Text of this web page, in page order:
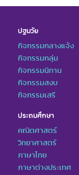
ปฐมวัย
กิจกรรมกลางแจ้ง
กิจกรรมกลุ่ม
กิจกรรมนิทาน
กิจกรรมสงบ
กิจกรรมเสรี
ประถมศึกษา
คณิตศาสตร์
วิทยาศาสตร์
ภาษาไทย
ภาษาต่างประเทศ